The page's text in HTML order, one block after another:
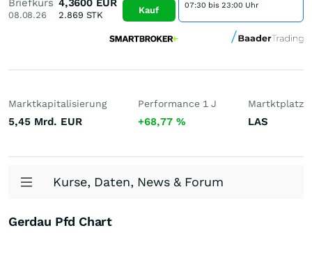
Briefkurs
08.08.26
4,3600 EUR
2.869 STK Kauf 07:30 bis 23:00 Uhr
Marktkapitalisierung
5,45 Mrd. EUR
Performance 1 J
+68,77 %
Martktplatz
LAS
Kurse, Daten, News & Forum
Gerdau Pfd Chart